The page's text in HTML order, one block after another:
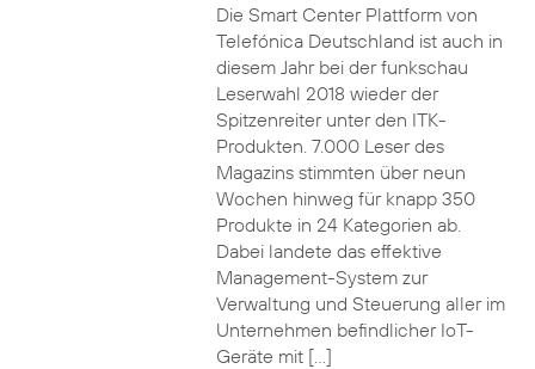
Die Smart Center Plattform von
Telefónica Deutschland ist auch in
diesem Jahr bei der funkschau
Leserwahl 2018 wieder der
Spitzenreiter unter den ITK-
Produkten. 7.000 Leser des
Magazins stimmten über neun
Wochen hinweg für knapp 350
Produkte in 24 Kategorien ab.
Dabei landete das effektive
Management-System zur
Verwaltung und Steuerung aller im
Unternehmen befindlicher IoT-
Geräte mit […]